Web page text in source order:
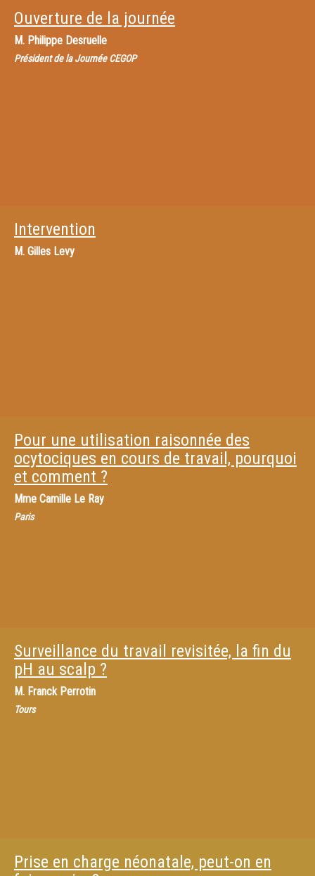
Ouverture de la journée
M. Philippe Desruelle
Président de la Journée CEGOP
Intervention
M. Gilles Levy
Pour une utilisation raisonnée des
ocytociques en cours de travail, pourquoi
et comment ?
Mme Camille Le Ray
Paris
Surveillance du travail revisitée, la fin du
pH au scalp ?
M. Franck Perrotin
Tours
Prise en charge néonatale, peut-on en